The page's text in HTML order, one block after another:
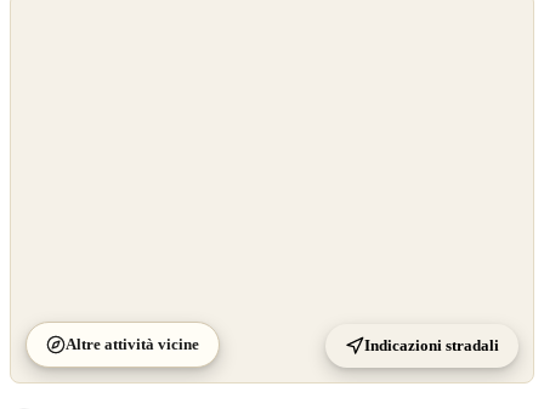
Altre attività vicine Indicazioni stradali